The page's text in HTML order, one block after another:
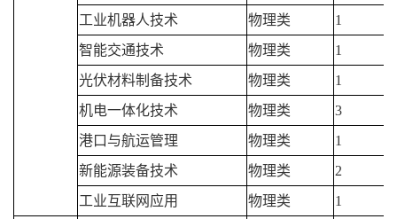
工业机器人技术
物理类
1
智能交通技术
物理类
1
光伏材料制备技术
物理类
1
机电一体化技术
物理类
3
港口与航运管理
物理类
1
新能源装备技术
物理类
2
工业互联网应用
物理类 1